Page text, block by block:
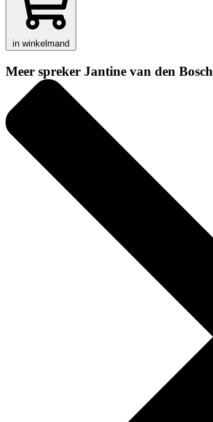
in winkelmand
Meer spreker Jantine van den Bosch